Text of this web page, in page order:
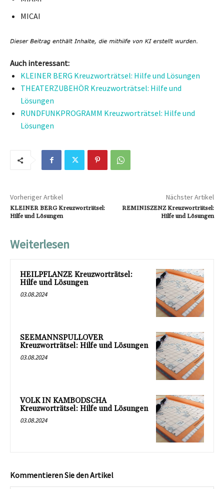
MICAI
Auch interessant:
KLEINER BERG Kreuzworträtsel: Hilfe und Lösungen
THEATERZUBEHÖR Kreuzworträtsel: Hilfe und
Lösungen
RUNDFUNKPROGRAMM Kreuzworträtsel: Hilfe und
Lösungen
Vorheriger Artikel
KLEINER BERG Kreuzworträtsel:
Hilfe und Lösungen
Nächster Artikel
REMINISZENZ Kreuzworträtsel:
Hilfe und Lösungen
Weiterlesen
HEILPFLANZE Kreuzworträtsel:
Hilfe und Lösungen
03.08.2024
SEEMANNSPULLOVER
Kreuzworträtsel: Hilfe und Lösungen
03.08.2024
VOLK IN KAMBODSCHA
Kreuzworträtsel: Hilfe und Lösungen
03.08.2024
Kommentieren Sie den Artikel